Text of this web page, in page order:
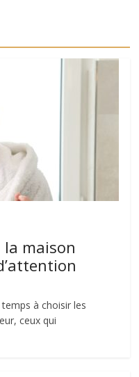
maison
à choisir les
ceux qui